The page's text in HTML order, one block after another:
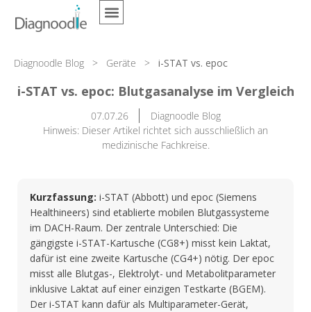
Diagnoodle Blog > Geräte > i-STAT vs. epoc
i-STAT vs. epoc: Blutgasanalyse im Vergleich
07.07.26
Diagnoodle Blog
Hinweis: Dieser Artikel richtet sich ausschließlich an
medizinische Fachkreise.
Kurzfassung: i-STAT (Abbott) und epoc (Siemens
Healthineers) sind etablierte mobilen Blutgassysteme
im DACH-Raum. Der zentrale Unterschied: Die
gängigste i-STAT-Kartusche (CG8+) misst kein Laktat,
dafür ist eine zweite Kartusche (CG4+) nötig. Der epoc
misst alle Blutgas-, Elektrolyt- und Metabolitparameter
inklusive Laktat auf einer einzigen Testkarte (BGEM).
Der i-STAT kann dafür als Multiparameter-Gerät,